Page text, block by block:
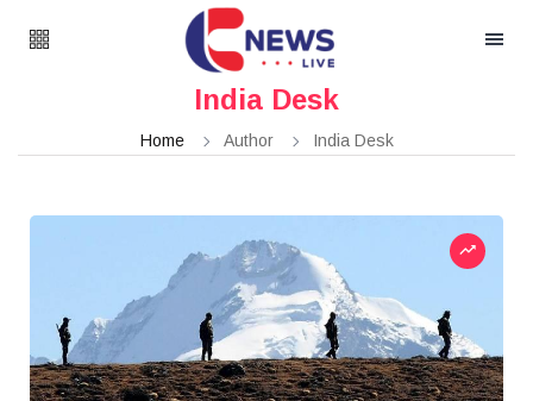
India Desk
Home Author India Desk